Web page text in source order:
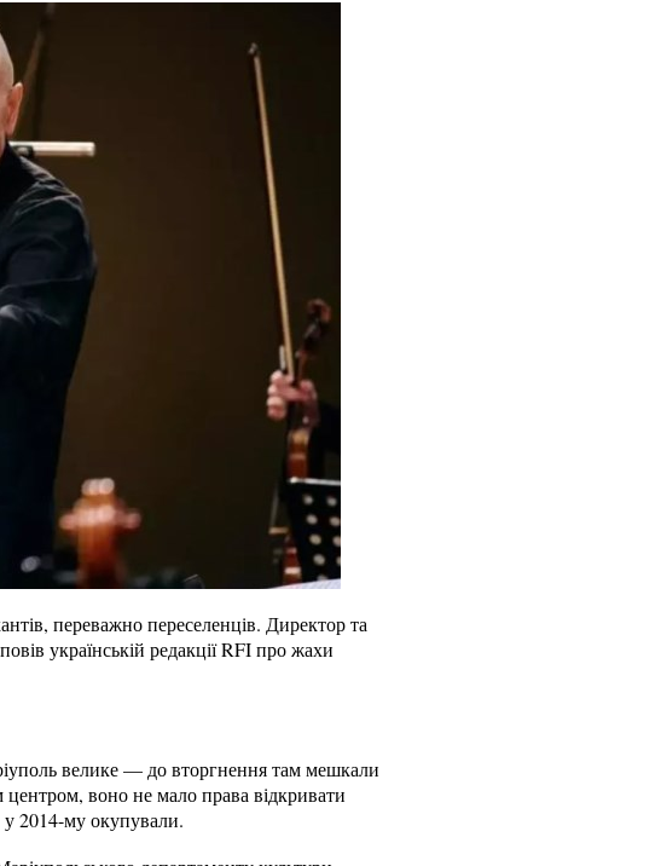
переважно переселенців. Директор та
українській редакції RFI про жахи
велике — до вторгнення там мешкали
воно не мало права відкривати
2014-му окупували.